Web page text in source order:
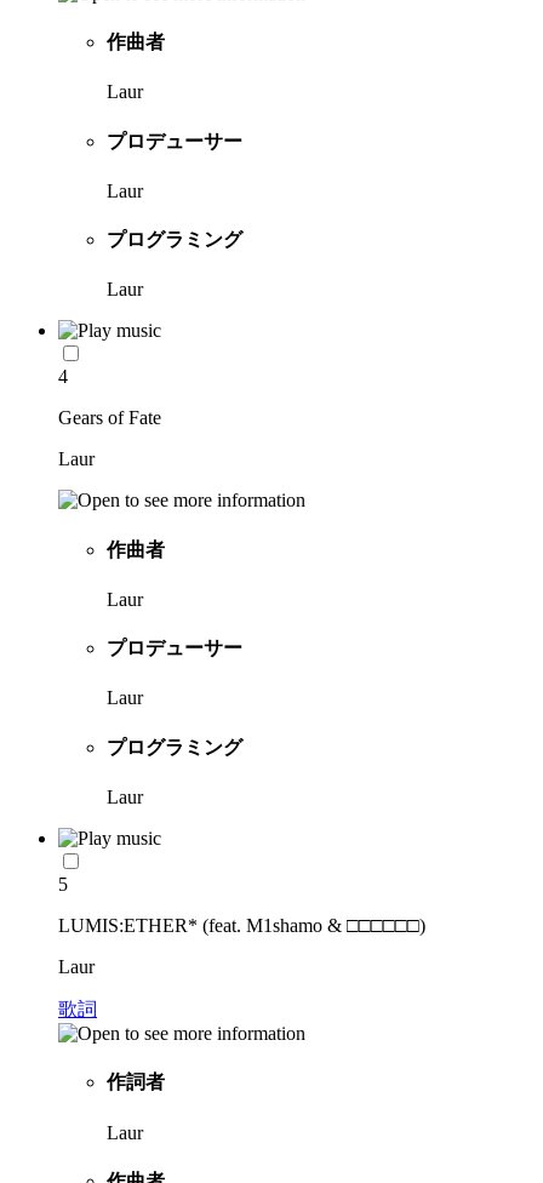
作曲者
Laur
プロデューサー
Laur
プログラミング
Laur
4
Gears of Fate
Laur
作曲者
Laur
プロデューサー
Laur
プログラミング
Laur
5
LUMIS:ETHER* (feat. M1shamo & □□□□□□)
Laur
歌詞
作詞者
Laur